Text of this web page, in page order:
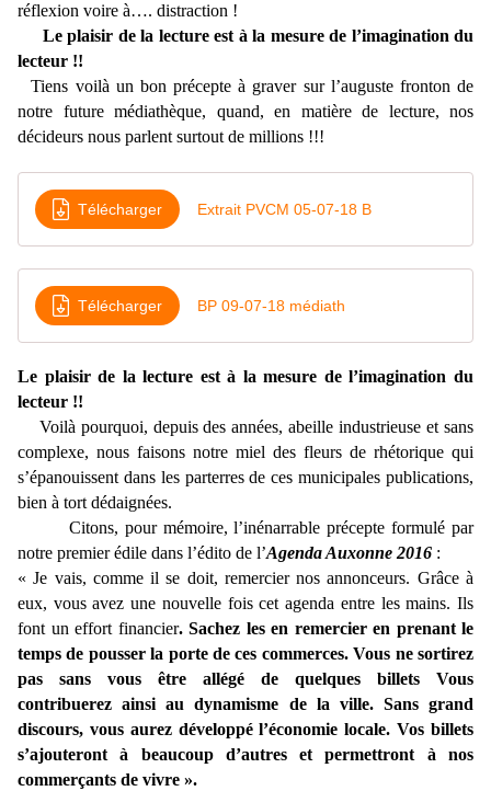
réflexion voire à…. distraction !
Le plaisir de la lecture est à la mesure de l’imagination du
lecteur !!
Tiens voilà un bon précepte à graver sur l’auguste fronton de
notre future médiathèque, quand, en matière de lecture, nos
décideurs nous parlent surtout de millions !!!
Télécharger Extrait PVCM 05-07-18 B
Télécharger BP 09-07-18 médiath
Le plaisir de la lecture est à la mesure de l’imagination du
lecteur !!
Voilà pourquoi, depuis des années, abeille industrieuse et sans
complexe, nous faisons notre miel des fleurs de rhétorique qui
s’épanouissent dans les parterres de ces municipales publications,
bien à tort dédaignées.
Citons, pour mémoire, l’inénarrable précepte formulé par
notre premier édile dans l’édito de l’Agenda Auxonne 2016 :
« Je vais, comme il se doit, remercier nos annonceurs. Grâce à
eux, vous avez une nouvelle fois cet agenda entre les mains. Ils
font un effort financier. Sachez les en remercier en prenant le
temps de pousser la porte de ces commerces. Vous ne sortirez
pas sans vous être allégé de quelques billets Vous
contribuerez ainsi au dynamisme de la ville. Sans grand
discours, vous aurez développé l’économie locale. Vos billets
s’ajouteront à beaucoup d’autres et permettront à nos
commerçants de vivre ».